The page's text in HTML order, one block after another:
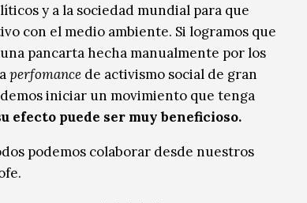
y a la sociedad mundial para que
con el medio ambiente. Si logramos que
pancarta hecha manualmente por los
perfomance de activismo social de gran
iniciar un movimiento que tenga
efecto puede ser muy beneficioso.
podemos colaborar desde nuestros